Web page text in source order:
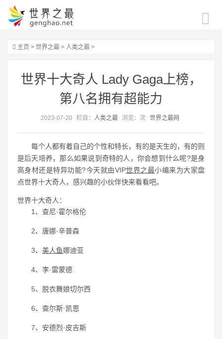
主页 > 世界之最 > 人类之最 >
世界十大奇人 Lady Gaga上榜，
第八名拥有超能力
2023-07-20 栏目： 人类之最 浏览： 次 世界之最网
每个人都有着自己的个性和特长，有的是天生的，有的则
是后天培养，那么如果说到奇特的人，你会想到什么呢?是身
高身材还是特异功能?今天就由VIP世界之最小编来为大家盘
点世界十大奇人，感兴趣的小伙伴快来看看吧。
世界十大奇人：
1、查尼·霍尔格伦
2、唐娜·辛普森
3、 美人鱼娜迪亚
4、李·雷蒙德
5、脱衣舞娘切尔西
6、查尔斯·凯恩
7、安德烈·皮吉斯